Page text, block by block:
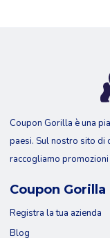
Coupon Gorilla è una
paesi. Sul nostro sito di
raccogliamo promozioni
Coupon Gorilla
Registra la tua azienda
Blog